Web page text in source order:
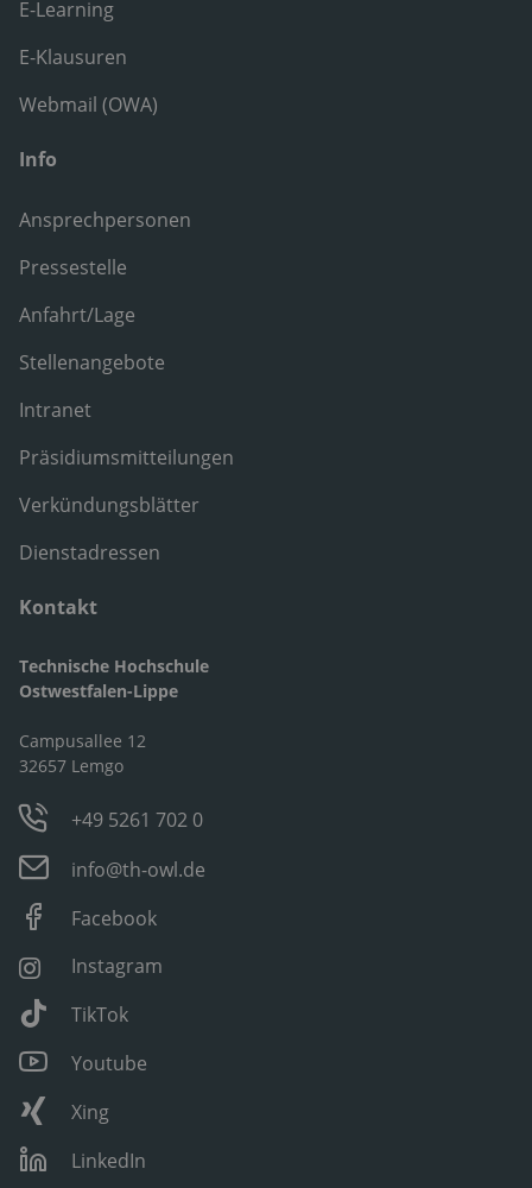
E-Learning
E-Klausuren
Webmail (OWA)
Info
Ansprechpersonen
Pressestelle
Anfahrt/Lage
Stellenangebote
Intranet
Präsidiumsmitteilungen
Verkündungsblätter
Dienstadressen
Kontakt
Technische Hochschule
Ostwestfalen-Lippe
Campusallee 12
32657 Lemgo
+49 5261 702 0
info@th-owl.de
Facebook
Instagram
TikTok
Youtube
Xing
LinkedIn